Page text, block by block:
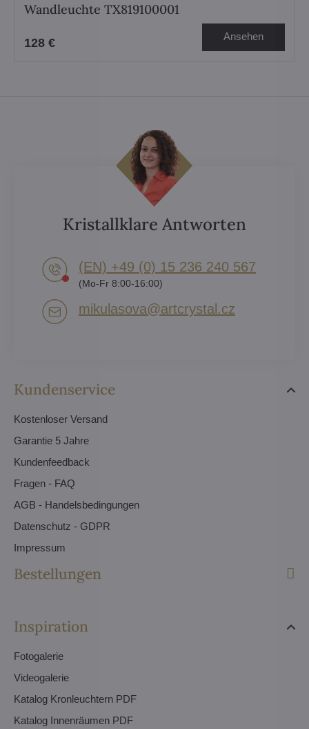
Wandleuchte TX819100001
128 € Ansehen
Kundenservice
Kostenloser Versand
Garantie 5 Jahre
Kundenfeedback
Fragen - FAQ
AGB - Handelsbedingungen
Datenschutz - GDPR
Impressum
Bestellungen
Inspiration
Fotogalerie
Videogalerie
Katalog Kronleuchtern PDF
Katalog Innenräumen PDF
Kristallklare Antworten
(EN) +49 (0) 15 236 240 567
(Mo-Fr 8:00-16:00)
mikulasova​@artcrystal​.cz